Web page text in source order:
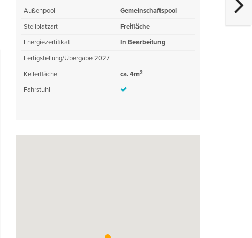
Außenpool
Gemeinschaftspool
Stellplatzart
Freifläche
Energiezertifikat
In Bearbeitung
Fertigstellung/Übergabe 2027
Kellerfläche
ca. 4m2
Fahrstuhl